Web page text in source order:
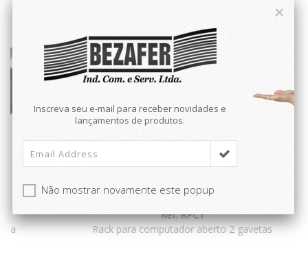
Ref: RPC1
Rack para computador aberto 2 gavetas
×
Inscreva seu e-mail para receber novidades e
lançamentos de produtos.
Não mostrar novamente este popup